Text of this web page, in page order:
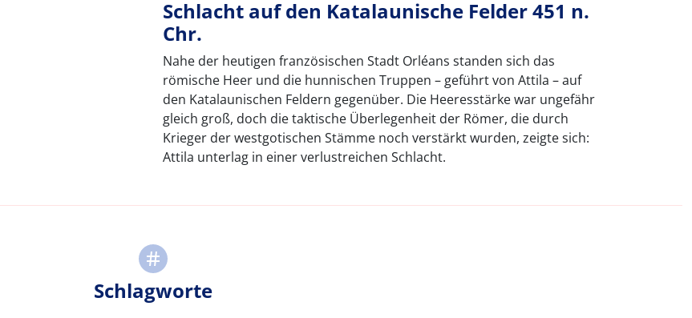
Schlacht auf den Katalaunische Felder 451 n.
Chr.
Nahe der heutigen französischen Stadt Orléans standen sich das
römische Heer und die hunnischen Truppen – geführt von Attila – auf
den Katalaunischen Feldern gegenüber. Die Heeresstärke war ungefähr
gleich groß, doch die taktische Überlegenheit der Römer, die durch
Krieger der westgotischen Stämme noch verstärkt wurden, zeigte sich:
Attila unterlag in einer verlustreichen Schlacht.
Schlagworte